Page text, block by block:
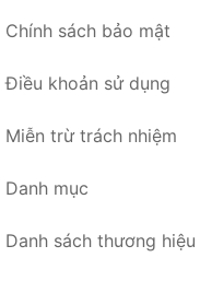
Chính sách bảo mật
Điều khoản sử dụng
Miễn trừ trách nhiệm
Danh mục
Danh sách thương hiệu